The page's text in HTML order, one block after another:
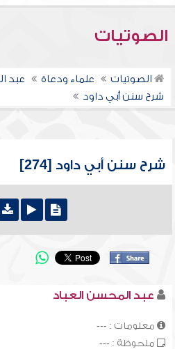
الصوتيات
الصوتيات علماء ودعاة
عبد
شرح سنن أبي داود
شرح سنن أبي داود [274]
عبد المحسن العباد
معلومات : ---
ملحوظة : ---